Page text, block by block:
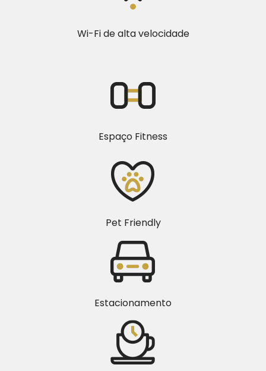
Wi-Fi de alta velocidade
Espaço Fitness
Pet Friendly
Estacionamento